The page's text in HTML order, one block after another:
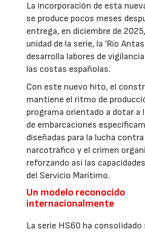
La incorporación de esta
se produce pocos meses
entrega, en diciembre de
unidad de la serie, la 'Río
desarrolla labores de
las costas españolas.
Con este nuevo hito, el
mantiene el ritmo de
programa orientado a dotar a
de embarcaciones
diseñadas para la lucha contra
narcotráfico y el crimen
reforzando así las
del Servicio Marítimo.
Un modelo reconocido
internacionalmente
La serie HS60 ha consolidado